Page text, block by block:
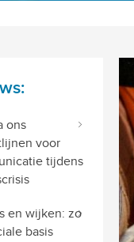
ons
voor
tijdens
en wijken: zo
basis